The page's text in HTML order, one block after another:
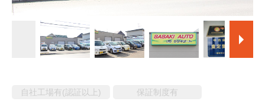
自社工場有(認証以上)
保証制度有